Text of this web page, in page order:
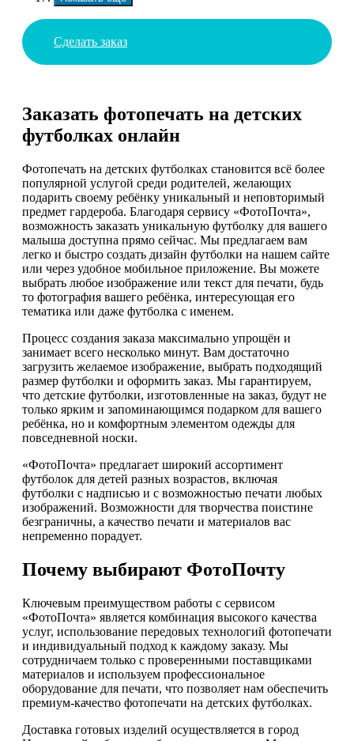
Сделать заказ
Заказать фотопечать на детских
футболках онлайн
Фотопечать на детских футболках становится всё более
популярной услугой среди родителей, желающих
подарить своему ребёнку уникальный и неповторимый
предмет гардероба. Благодаря сервису «ФотоПочта»,
возможность заказать уникальную футболку для вашего
малыша доступна прямо сейчас. Мы предлагаем вам
легко и быстро создать дизайн футболки на нашем сайте
или через удобное мобильное приложение. Вы можете
выбрать любое изображение или текст для печати, будь
то фотография вашего ребёнка, интересующая его
тематика или даже футболка с именем.
Процесс создания заказа максимально упрощён и
занимает всего несколько минут. Вам достаточно
загрузить желаемое изображение, выбрать подходящий
размер футболки и оформить заказ. Мы гарантируем,
что детские футболки, изготовленные на заказ, будут не
только ярким и запоминающимся подарком для вашего
ребёнка, но и комфортным элементом одежды для
повседневной носки.
«ФотоПочта» предлагает широкий ассортимент
футболок для детей разных возрастов, включая
футболки с надписью и с возможностью печати любых
изображений. Возможности для творчества поистине
безграничны, а качество печати и материалов вас
непременно порадует.
Почему выбирают ФотоПочту
Ключевым преимуществом работы с сервисом
«ФотоПочта» является комбинация высокого качества
услуг, использование передовых технологий фотопечати
и индивидуальный подход к каждому заказу. Мы
сотрудничаем только с проверенными поставщиками
материалов и используем профессиональное
оборудование для печати, что позволяет нам обеспечить
премиум-качество фотопечати на детских футболках.
Доставка готовых изделий осуществляется в город